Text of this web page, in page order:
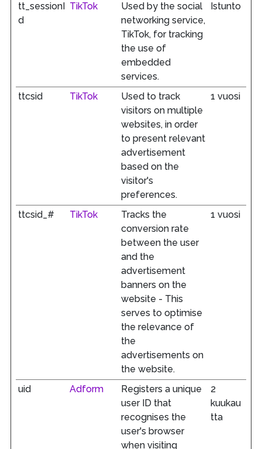
tt_sessionI
d
TikTok
Used by the social
networking service,
TikTok, for tracking
the use of
embedded
services.
Istunto
ttcsid TikTok
Used to track
visitors on multiple
websites, in order
to present relevant
advertisement
based on the
visitor's
preferences.
1 vuosi
ttcsid_# TikTok
Tracks the
conversion rate
between the user
and the
advertisement
banners on the
website - This
serves to optimise
the relevance of
the
advertisements on
the website.
1 vuosi
uid Adform
Registers a unique
user ID that
recognises the
user's browser
when visiting
2
kuukau
tta